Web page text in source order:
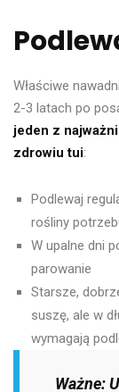
Właściwe
2-3 latach po
jeden z
zdrowiu tui:
Podlewaj
rośliny
W upalne dni
parowanie
Starsze,
suszę, ale w
wymagają
Ważne: